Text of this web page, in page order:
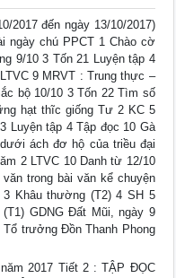
2017 đến ngày 13/10/2017)
ngày chú PPCT 1 Chào cờ
9/10 3 Tốn 21 Luyện tập 4
9 MRVT : Trung thực –
bộ 10/10 3 Tốn 22 Tìm số
hạt thĩc giống Tư 2 KC 5
Luyện tập 4 Tập đọc 10 Gà
ách đơ hộ của triều đại
2 LTVC 10 Danh từ 12/10
trong bài văn kể chuyện
Khâu thường (T2) 4 SH 5
GDNG Đất Mũi, ngày 9
trưởng Đồn Thanh Phong
2017 Tiết 2 : TẬP ĐỌC